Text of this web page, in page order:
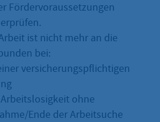
Fördervoraussetzungen
ist nicht mehr an die
bei:
versicherungspflichtigen
ohne
Ende der Arbeitsuche